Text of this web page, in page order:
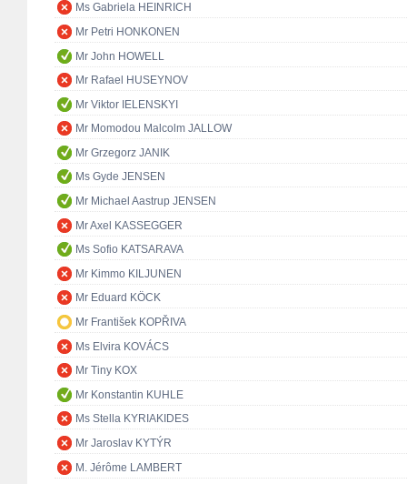
Ms Gabriela HEINRICH
Mr Petri HONKONEN
Mr John HOWELL
Mr Rafael HUSEYNOV
Mr Viktor IELENSKYI
Mr Momodou Malcolm JALLOW
Mr Grzegorz JANIK
Ms Gyde JENSEN
Mr Michael Aastrup JENSEN
Mr Axel KASSEGGER
Ms Sofio KATSARAVA
Mr Kimmo KILJUNEN
Mr Eduard KÖCK
Mr František KOPŘIVA
Ms Elvira KOVÁCS
Mr Tiny KOX
Mr Konstantin KUHLE
Ms Stella KYRIAKIDES
Mr Jaroslav KYTÝR
M. Jérôme LAMBERT